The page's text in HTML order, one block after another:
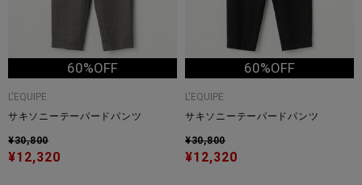
60%OFF
L'EQUIPE
サキソニーテーパードパンツ
¥30,800
¥12,320
60%OFF
L'EQUIPE
サキソニーテーパードパンツ
¥30,800
¥12,320